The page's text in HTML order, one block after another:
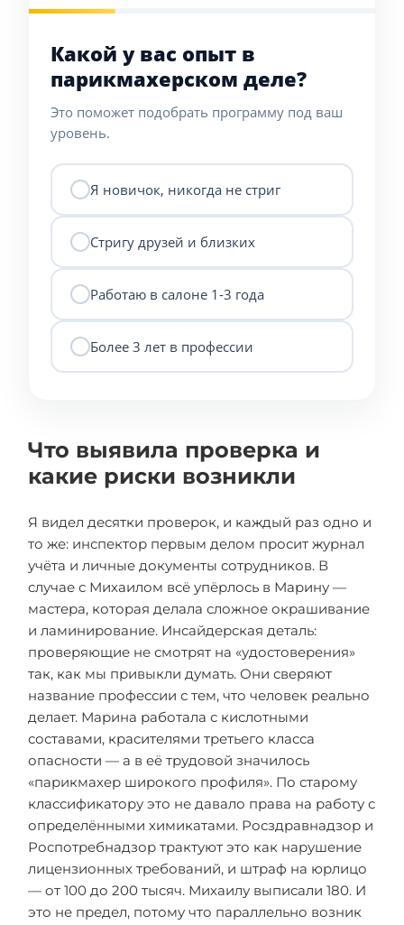
Какой у вас опыт в
парикмахерском деле?
Это поможет подобрать программу под ваш
уровень.
Я новичок, никогда не стриг
Стригу друзей и близких
Работаю в салоне 1-3 года
Более 3 лет в профессии
Что выявила проверка и
какие риски возникли
Я видел десятки проверок, и каждый раз одно и
то же: инспектор первым делом просит журнал
учёта и личные документы сотрудников. В
случае с Михаилом всё упёрлось в Марину —
мастера, которая делала сложное окрашивание
и ламинирование. Инсайдерская деталь:
проверяющие не смотрят на «удостоверения»
так, как мы привыкли думать. Они сверяют
название профессии с тем, что человек реально
делает. Марина работала с кислотными
составами, красителями третьего класса
опасности — а в её трудовой значилось
«парикмахер широкого профиля». По старому
классификатору это не давало права на работу с
определёнными химикатами. Росздравнадзор и
Роспотребнадзор трактуют это как нарушение
лицензионных требований, и штраф на юрлицо
— от 100 до 200 тысяч. Михаилу выписали 180. И
это не предел, потому что параллельно возник